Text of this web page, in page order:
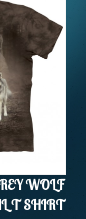
WOLF
T SHIRT